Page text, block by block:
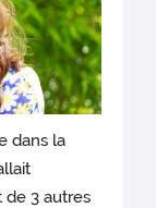
dans la
de 3 autres